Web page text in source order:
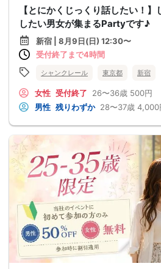
【とにかくじっくり話したい！
したい男女が集まるPartyです♪
新宿 | 8月9日(日) 12:30〜
受付終了まで4時間
シャンクレール 東京都 新宿
女性 受付終了 26〜36歳 500円
男性 残りわずか 28〜37歳 4,000